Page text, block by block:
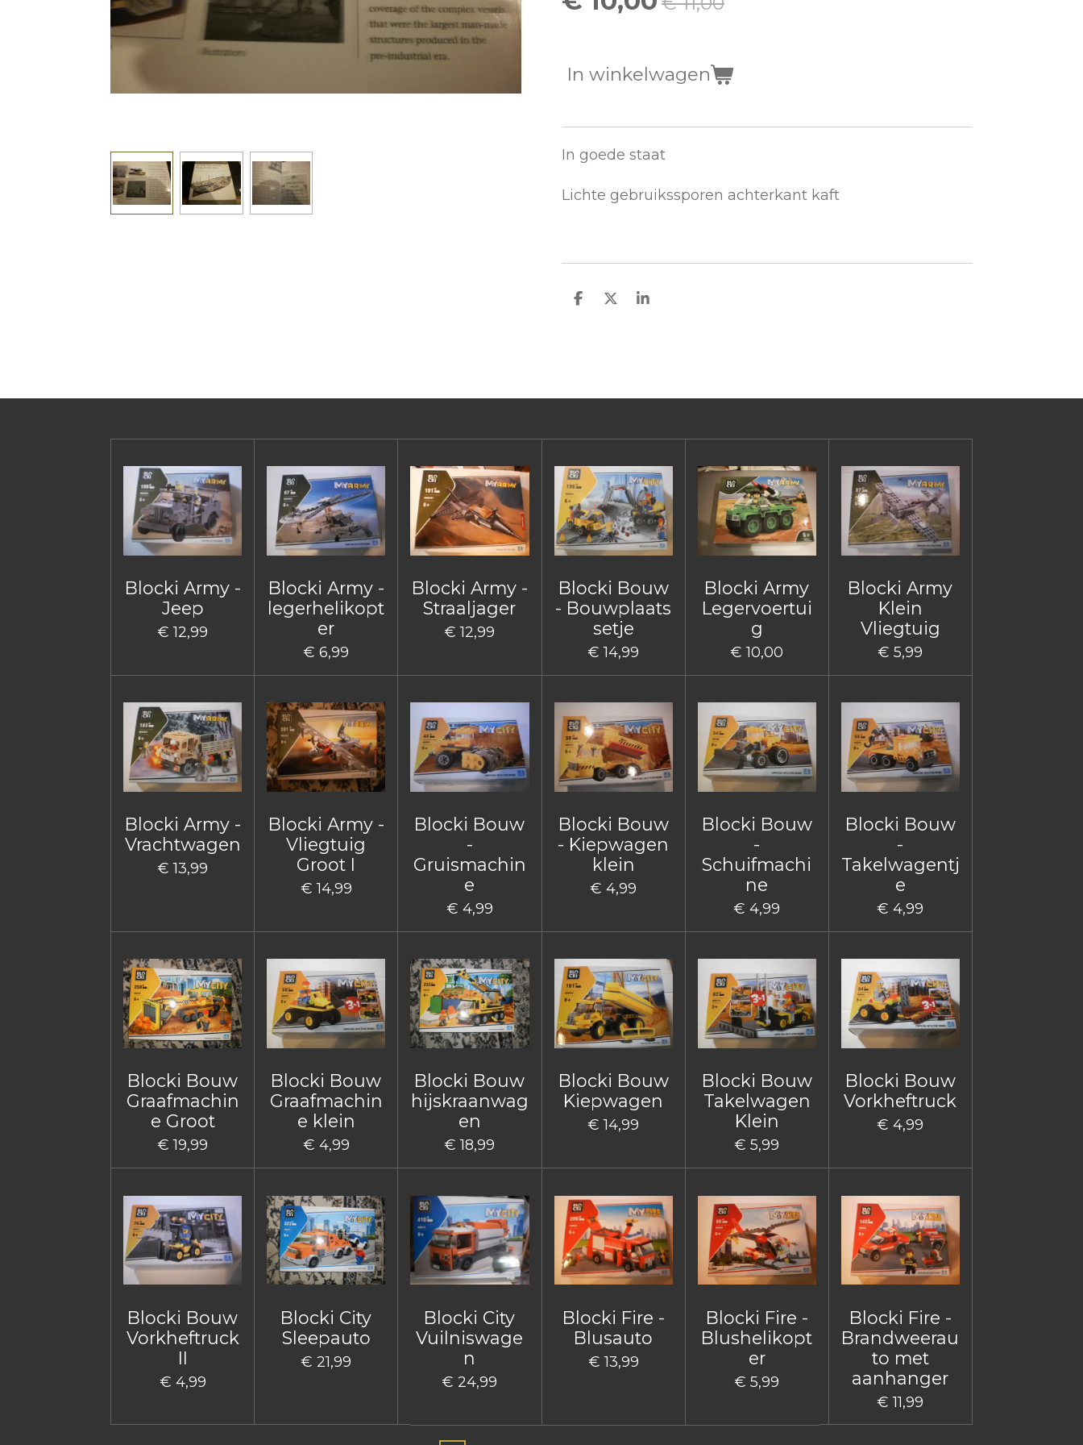
In winkelwagen
In goede staat
Lichte gebruikssporen achterkant kaft
D
D
S
Blocki Army -
Jeep
€ 12,99
Blocki Army -
legerhelikopt
er
€ 6,99
Blocki Army -
Straaljager
€ 12,99
Blocki Bouw
- Bouwplaats
setje
€ 14,99
Blocki Army
Legervoertui
g
€ 10,00
Blocki Army
Klein
Vliegtuig
€ 5,99
Blocki Army -
Vrachtwagen
€ 13,99
Blocki Army -
Vliegtuig
Groot I
€ 14,99
Blocki Bouw
-
Gruismachin
e
€ 4,99
Blocki Bouw
- Kiepwagen
klein
€ 4,99
Blocki Bouw
-
Schuifmachi
ne
€ 4,99
Blocki Bouw
-
Takelwagentj
e
€ 4,99
Blocki Bouw
Graafmachin
e Groot
€ 19,99
Blocki Bouw
Graafmachin
e klein
€ 4,99
Blocki Bouw
hijskraanwag
en
€ 18,99
Blocki Bouw
Kiepwagen
€ 14,99
Blocki Bouw
Takelwagen
Klein
€ 5,99
Blocki Bouw
Vorkheftruck
€ 4,99
Blocki Bouw
Vorkheftruck
II
€ 4,99
Blocki City
Sleepauto
€ 21,99
Blocki City
Vuilniswage
n
€ 24,99
Blocki Fire -
Blusauto
€ 13,99
Blocki Fire -
Blushelikopt
er
€ 5,99
Blocki Fire -
Brandweerau
to met
aanhanger
€ 11,99